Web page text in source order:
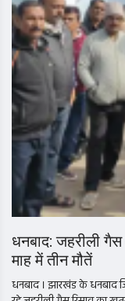
धनबाद: जहरीली
माह में तीन मौतें
धनबाद । झारखंड के धनबाद